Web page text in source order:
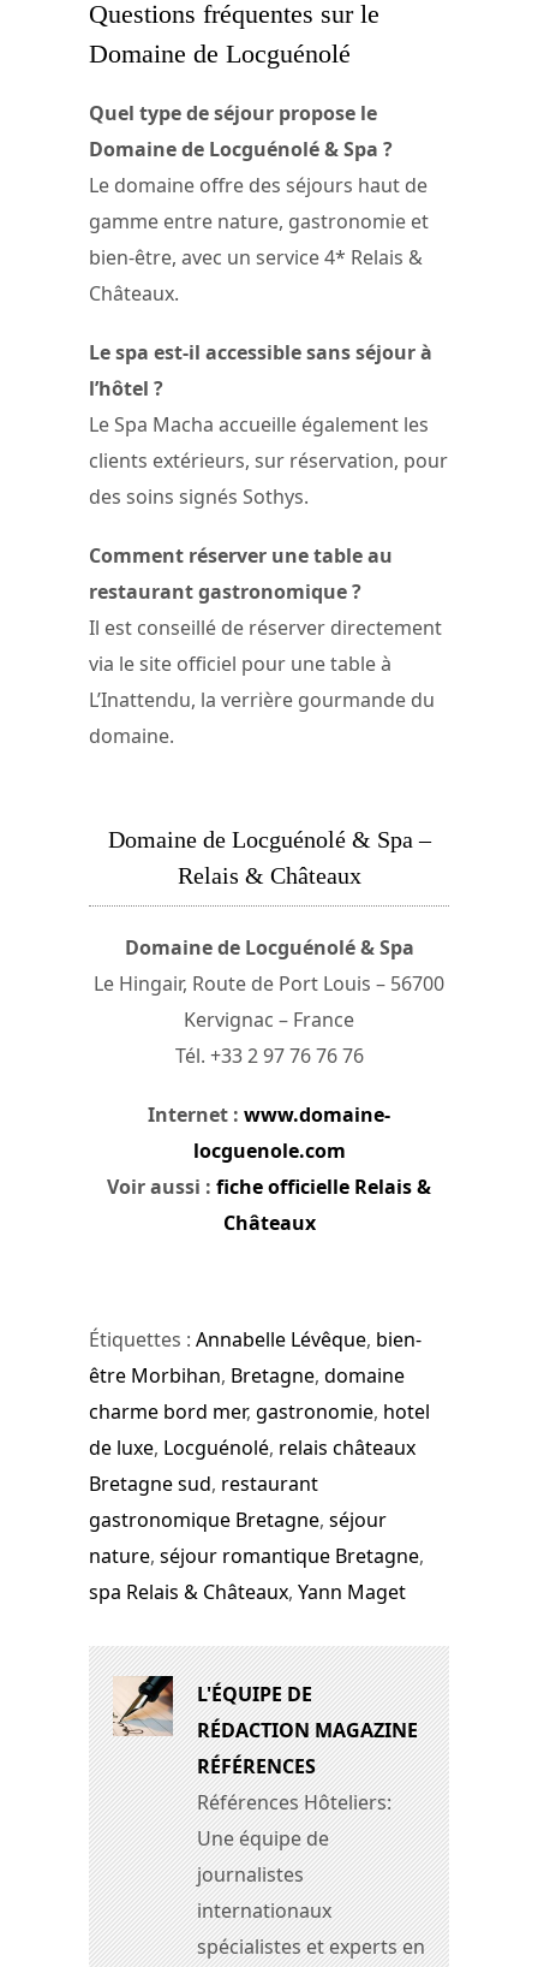
Questions fréquentes sur le
Domaine de Locguénolé
Quel type de séjour propose le
Domaine de Locguénolé & Spa ?
Le domaine offre des séjours haut de
gamme entre nature, gastronomie et
bien-être, avec un service 4* Relais &
Châteaux.
Le spa est-il accessible sans séjour à
l’hôtel ?
Le Spa Macha accueille également les
clients extérieurs, sur réservation, pour
des soins signés Sothys.
Comment réserver une table au
restaurant gastronomique ?
Il est conseillé de réserver directement
via le site officiel pour une table à
L’Inattendu, la verrière gourmande du
domaine.
Domaine de Locguénolé & Spa –
Relais & Châteaux
Domaine de Locguénolé & Spa
Le Hingair, Route de Port Louis – 56700
Kervignac – France
Tél. +33 2 97 76 76 76
Internet : www.domaine-
locguenole.com
Voir aussi : fiche officielle Relais &
Châteaux
Étiquettes : Annabelle Lévêque, bien-
être Morbihan, Bretagne, domaine
charme bord mer, gastronomie, hotel
de luxe, Locguénolé, relais châteaux
Bretagne sud, restaurant
gastronomique Bretagne, séjour
nature, séjour romantique Bretagne,
spa Relais & Châteaux, Yann Maget
L'ÉQUIPE DE
RÉDACTION MAGAZINE
RÉFÉRENCES
Références Hôteliers:
Une équipe de
journalistes
internationaux
spécialistes et experts en